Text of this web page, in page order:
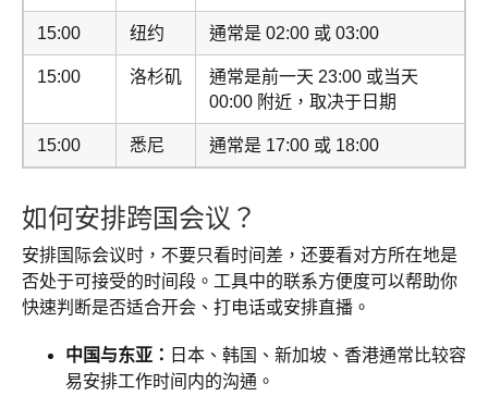
15:00 纽约 通常是 02:00 或 03:00
15:00 洛杉矶
通常是前一天 23:00 或当天
00:00 附近，取决于日期
15:00 悉尼 通常是 17:00 或 18:00
如何安排跨国会议？
安排国际会议时，不要只看时间差，还要看对方所在地是
否处于可接受的时间段。工具中的联系方便度可以帮助你
快速判断是否适合开会、打电话或安排直播。
中国与东亚： 日本、韩国、新加坡、香港通常比较容
易安排工作时间内的沟通。